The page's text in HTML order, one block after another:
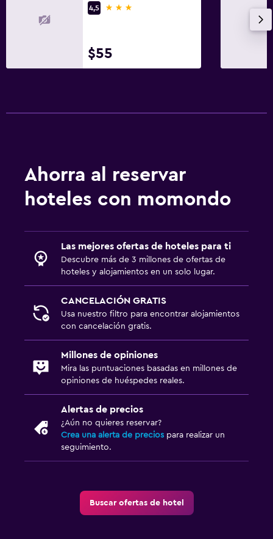
4,5
3 estrellas
$55
Ahorra al reservar
hoteles con momondo
Las mejores ofertas de hoteles para ti
Descubre más de 3 millones de ofertas de
hoteles y alojamientos en un solo lugar.
CANCELACIÓN GRATIS
Usa nuestro filtro para encontrar alojamientos
con cancelación gratis.
Millones de opiniones
Mira las puntuaciones basadas en millones de
opiniones de huéspedes reales.
Alertas de precios
¿Aún no quieres reservar?
Crea una alerta de precios para realizar un
seguimiento.
Buscar ofertas de hotel